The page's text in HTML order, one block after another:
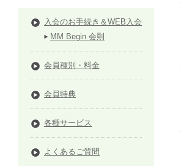
入会のお手続き＆WEB入会
MM Begin 会則
会員種別・料金
会員特典
各種サービス
よくあるご質問